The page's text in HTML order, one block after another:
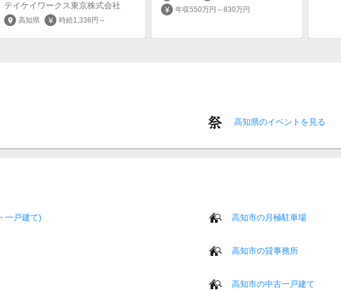
テイケイワークス東京株式会社
location_on 高知県 currency_yen 時給1,336円～
currency_yen 年収550万円～830万円
高知県のイベントを見る
一戸建て) 高知市の月極駐車場
高知市の貸事務所
高知市の中古一戸建て